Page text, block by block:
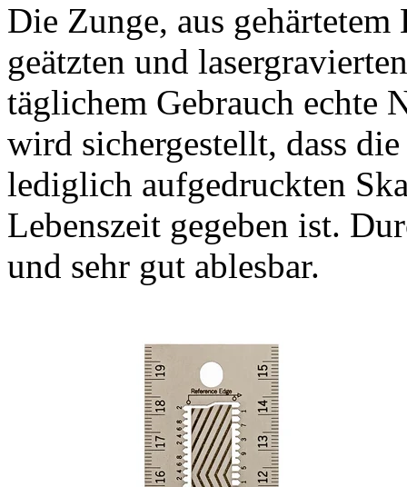
Die Zunge, aus
geätzten und
täglichem Gebrauch echte
wird sichergestellt, dass
lediglich aufgedruckten
Lebenszeit gegeben ist.
und sehr gut ablesbar.